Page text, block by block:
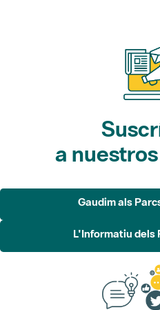
a
Gaudim als
L'Informatiu dels